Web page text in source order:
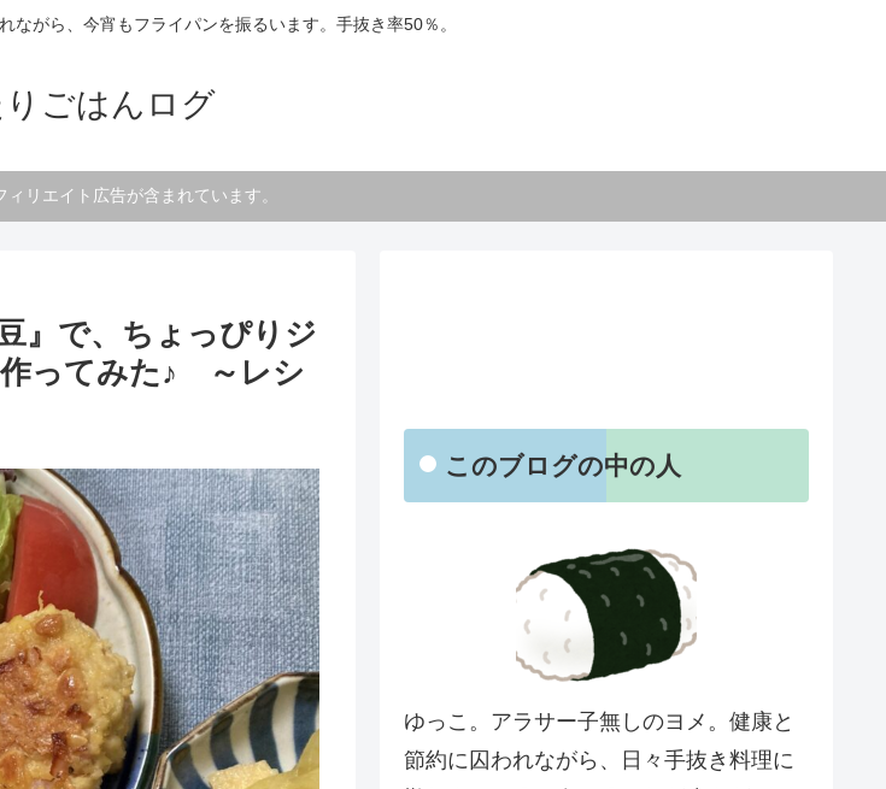
ながら、今宵もフライパンを振るいます。手抜き率50％。
ごはんログ
ィリエイト広告が含まれています。
』で、ちょっぴりジ
作ってみた♪ ～レシ
このブログの中の人
ゆっこ。アラサー子無しのヨメ。健康と
節約に囚われながら、日々手抜き料理に